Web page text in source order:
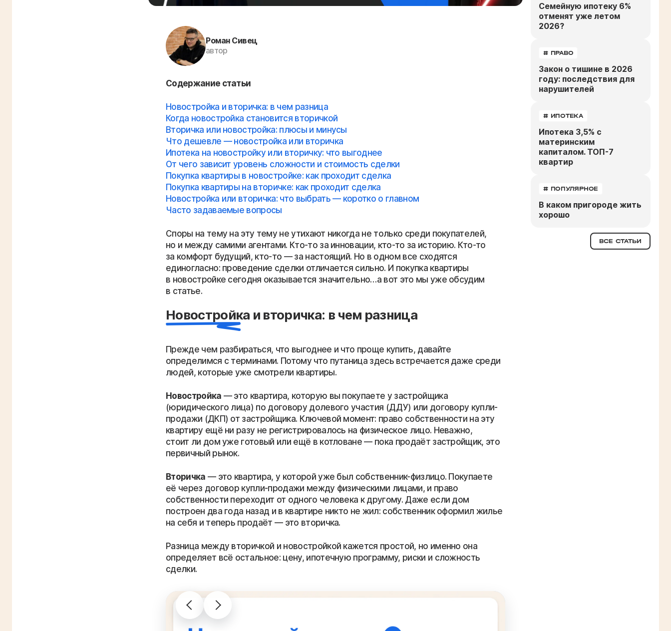
Роман Сивец
автор
Содержание статьи
Новостройка и вторичка: в чем разница
Когда новостройка становится вторичкой
Вторичка или новостройка: плюсы и минусы
Что дешевле — новостройка или вторичка
Ипотека на новостройку или вторичку: что выгоднее
От чего зависит уровень сложности и стоимость сделки
Покупка квартиры в новостройке: как проходит сделка
Покупка квартиры на вторичке: как проходит сделка
Новостройка или вторичка: что выбрать — коротко о главном
Часто задаваемые вопросы
Споры на тему на эту тему не утихают никогда не только среди покупателей,
но и между самими агентами. Кто-то за инновации, кто-то за историю. Кто-то
за комфорт будущий, кто-то — за настоящий. Но в одном все сходятся
единогласно: проведение сделки отличается сильно. И покупка квартиры
в новостройке сегодня оказывается значительно…а вот это мы уже обсудим
в статье.
Новостройка и вторичка: в чем разница
Прежде чем разбираться, что выгоднее и что проще купить, давайте
определимся с терминами. Потому что путаница здесь встречается даже среди
людей, которые уже смотрели квартиры.
Новостройка — это квартира, которую вы покупаете у застройщика
(юридического лица) по договору долевого участия (ДДУ) или договору купли-
продажи (ДКП) от застройщика. Ключевой момент: право собственности на эту
квартиру ещё ни разу не регистрировалось на физическое лицо. Неважно,
стоит ли дом уже готовый или ещё в котловане — пока продаёт застройщик, это
первичный рынок.
Вторичка — это квартира, у которой уже был собственник-физлицо. Покупаете
её через договор купли-продажи между физическими лицами, и право
собственности переходит от одного человека к другому. Даже если дом
построен два года назад и в квартире никто не жил: собственник оформил жилье
на себя и теперь продаёт — это вторичка.
Разница между вторичкой и новостройкой кажется простой, но именно она
определяет всё остальное: цену, ипотечную программу, риски и сложность
сделки.
Семейную ипотеку 6%
отменят уже летом
2026?
# ПРАВО
Закон о тишине в 2026
году: последствия для
нарушителей
# ИПОТЕКА
Ипотека 3,5% с
материнским
капиталом. ТОП-7
квартир
# ПОПУЛЯРНОЕ
В каком пригороде жить
хорошо
ВСЕ СТАТЬИ